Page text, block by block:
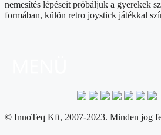
nemesítés lépéseit próbáljuk a gyerekek
formában, külön retro joystick játékkal
© InnoTeq Kft, 2007-2023. Minden jog